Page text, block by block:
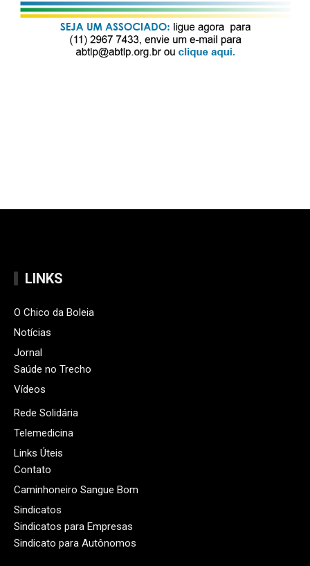
LINKS
O Chico da Boleia
Notícias
Jornal
Saúde no Trecho
Vídeos
Rede Solidária
Telemedicina
Links Úteis
Contato
Caminhoneiro Sangue Bom
Sindicatos
Sindicatos para Empresas
Sindicato para Autônomos